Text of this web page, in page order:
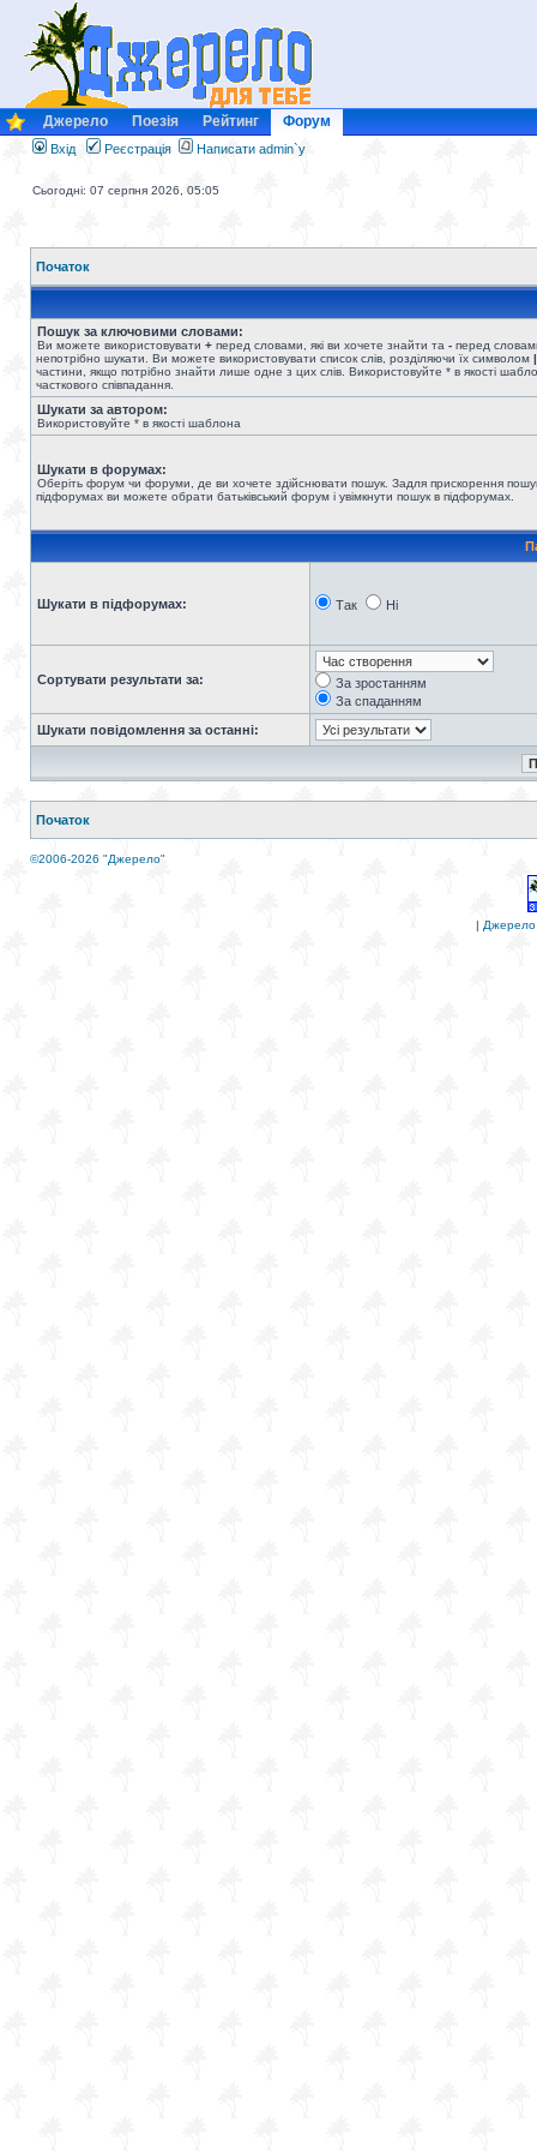
Джерело Поезія Рейтинг Форум
Вхід Реєстрація Написати admin`у
Сьогодні: 07 серпня 2026, 05:05
Початок
Пошук за ключовими словами:
Ви можете використовувати + перед словами, які ви хочете знайти та - перед
непотрібно шукати. Ви можете використовувати список слів, розділяючи їх символом |
частини, якщо потрібно знайти лише одне з цих слів. Використовуйте * в якості
часткового співпадання.
Шукати за автором:
Використовуйте * в якості шаблона
Шукати в форумах:
Оберіть форум чи форуми, де ви хочете здійснювати пошук. Задля прискорення
підфорумах ви можете обрати батьківський форум і увімкнути пошук в підфорумах.
Шукати в підфорумах: Так Ні
Сортувати результати за:
За зростанням
За спаданням
Шукати повідомлення за останні:
Початок
©2006-2026 "Джерело"
| Джерело